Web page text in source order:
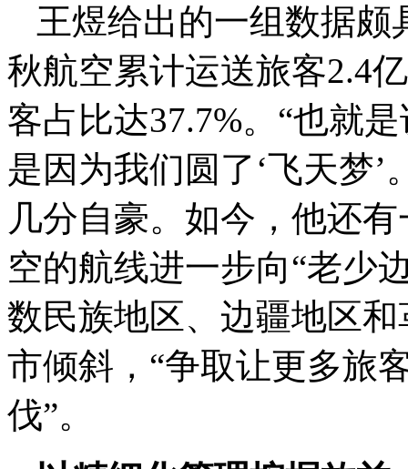
王煜给出的一组数据颇
秋航空累计运送旅客2.4
客占比达37.7%。“也就
是因为我们圆了‘飞天梦
几分自豪。如今，他还
空的航线进一步向“老少
数民族地区、边疆地区
市倾斜，“争取让更多旅
伐”。